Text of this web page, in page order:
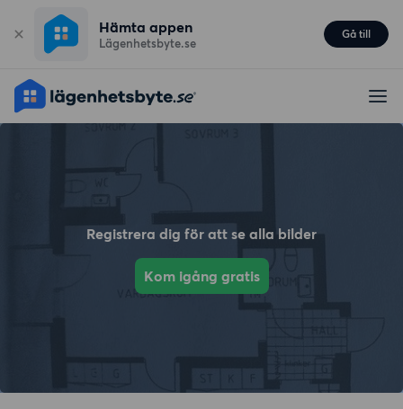
Hämta appen
Lägenhetsbyte.se
Gå till
Registrera dig för att se alla bilder
Kom igång gratis